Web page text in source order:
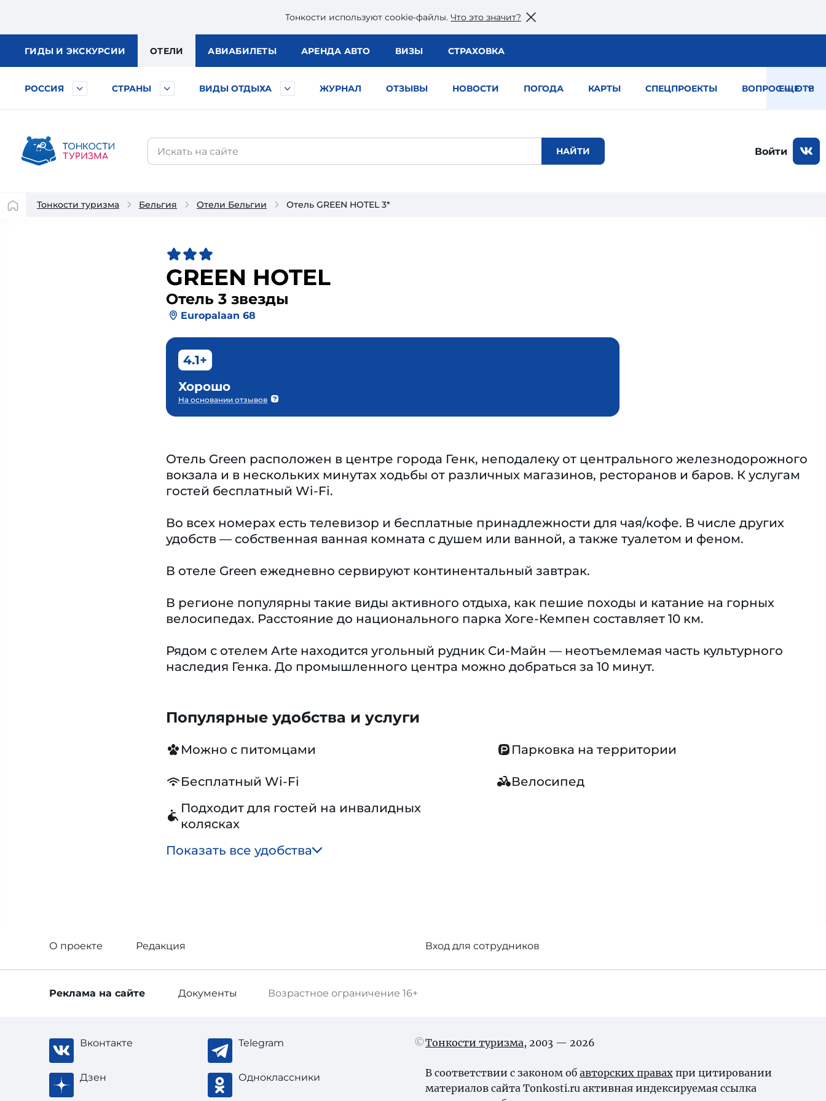
Тонкости используют сookie-файлы. Что это значит?
ГИДЫ И ЭКСКУРСИИ ОТЕЛИ АВИАБИЛЕТЫ АРЕНДА АВТО ВИЗЫ СТРАХОВКА
РОССИЯ СТРАНЫ ВИДЫ ОТДЫХА ЖУРНАЛ ОТЗЫВЫ НОВОСТИ ПОГОДА КАРТЫ СПЕЦПРОЕКТЫ ВОПРОС — ОТВЕТ
ЕЩЕ
Войти
Тонкости туризма Бельгия Отели Бельгии Отель GREEN HOTEL 3*
GREEN HOTEL
Отель 3 звезды
Europalaan 68
4.1+
Хорошо
На основании отзывов
Отель Green расположен в центре города Генк, неподалеку от центрального железнодорожного
вокзала и в нескольких минутах ходьбы от различных магазинов, ресторанов и баров. К услугам
гостей бесплатный Wi-Fi.
Во всех номерах есть телевизор и бесплатные принадлежности для чая/кофе. В числе других
удобств — собственная ванная комната с душем или ванной, а также туалетом и феном.
В отеле Green ежедневно сервируют континентальный завтрак.
В регионе популярны такие виды активного отдыха, как пешие походы и катание на горных
велосипедах. Расстояние до национального парка Хоге-Кемпен составляет 10 км.
Рядом с отелем Arte находится угольный рудник Си-Майн — неотъемлемая часть культурного
наследия Генка. До промышленного центра можно добраться за 10 минут.
Популярные удобства и услуги
Можно с питомцами Парковка на территории
Бесплатный Wi-Fi
Велосипед
Подходит для гостей на инвалидных
колясках
Показать все удобства
О проекте Редакция Вход для сотрудников
Возрастное ограничение 16+
Реклама на сайте Документы
Вконтакте Telegram
Дзен Одноклассники
Тонкости туризма, 2003 — 2026
В соответствии с законом об авторских правах при цитировании
материалов сайта Tonkosti.ru активная индексируемая ссылка